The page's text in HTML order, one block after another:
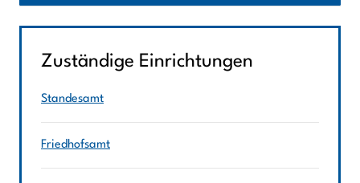
Zuständige Einrichtungen
Standesamt
Friedhofsamt